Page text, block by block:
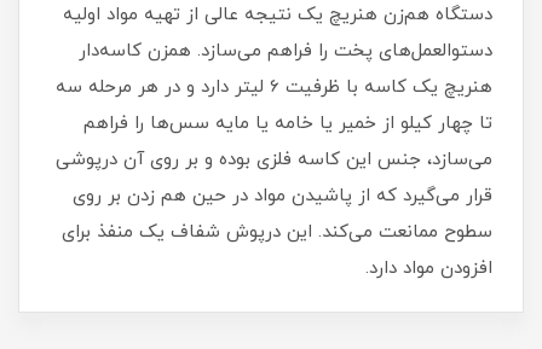
دستگاه هم‌زن هنریچ یک نتیجە عالی از تهیە مواد اولیە
دستوالعمل‌های پخت را فراهم می‌سازد. همزن کاسه‌دار
هنریچ یک کاسه با ظرفیت 6 لیتر دارد و در هر مرحله سه
تا چهار کیلو از خمیر یا خامه یا مایه سس‌ها را فراهم
می‌سازد، جنس این کاسه فلزی بوده و بر روی آن درپوشی
قرار می‌گیرد که از پاشیدن مواد در حین هم زدن بر روی
سطوح ممانعت می‌کند. این درپوش شفاف یک منفذ برای
افزودن مواد دارد.